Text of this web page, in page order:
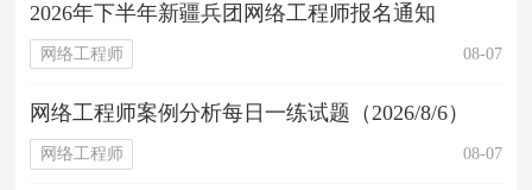
2026年下半年新疆兵团网络工程师报名通知
网络工程师 08-07
网络工程师案例分析每日一练试题（2026/8/6）
网络工程师 08-07